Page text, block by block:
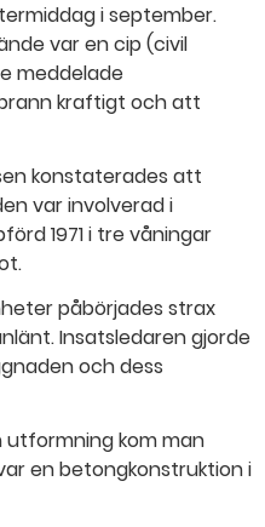
i september.
var en cip (civil
meddelade
kraftigt och att
konstaterades att
var involverad i
1971 i tre våningar
påbörjades strax
Insatsledaren gjorde
och dess
utformning kom man
en betongkonstruktion i